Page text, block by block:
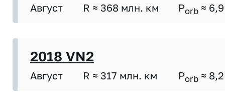
Август R ≈ 368 млн. км Porb ≈ 6,9
2018 VN2
Август R ≈ 317 млн. км Porb ≈ 8,2